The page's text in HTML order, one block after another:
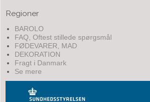
Regioner
BAROLO
FAQ, Oftest stillede spørgsmål
FØDEVARER, MAD
DEKORATION
Fragt i Danmark
Se mere